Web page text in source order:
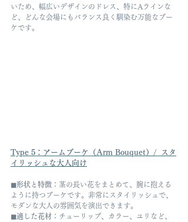
いため、幅広いデザインのドレス、特にAラインな
ど、どんな会場にもバランス良く馴染む万能なブー
ケです。
Type 5： アームブーケ（Arm Bouquet）/  ス タ
イリッシュな大人向け
◼︎形状と特徴 ：茎の長い花をまとめて、腕に抱える
ように持つブーケです。非常にスタイリッシュで、
モダンな大人の雰囲気を演出できます。
◼︎適した花材 ：チューリップ、カラー、ユリなど、